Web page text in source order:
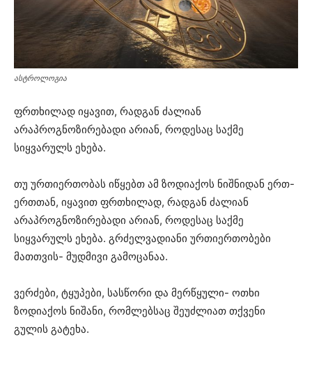
ასტროლოგია
ფრთხილად იყავით, რადგან ძალიან
არაპროგნოზირებადი არიან, როდესაც საქმე
სიყვარულს ეხება.
თუ ურთიერთობას იწყებთ ამ ზოდიაქოს ნიშნიდან ერთ-
ერთთან, იყავით ფრთხილად, რადგან ძალიან
არაპროგნოზირებადი არიან, როდესაც საქმე
სიყვარულს ეხება. გრძელვადიანი ურთიერთობები
მათთვის- მუდმივი გამოცანაა.
ვერძები, ტყუპები, სასწორი და მერწყული- ოთხი
ზოდიაქოს ნიშანი, რომლებსაც შეუძლიათ თქვენი
გულის გატეხა.